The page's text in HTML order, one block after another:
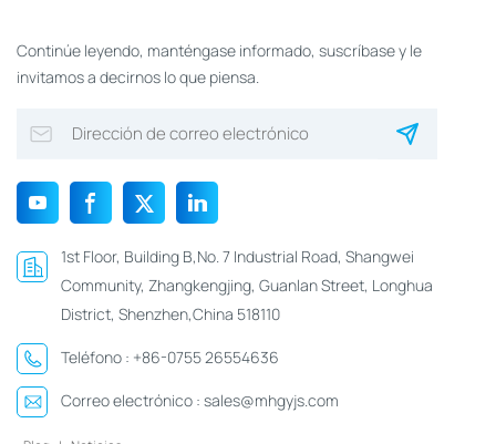
Continúe leyendo, manténgase informado, suscríbase y le
invitamos a decirnos lo que piensa.
1st Floor, Building B,No. 7 Industrial Road, Shangwei
Community, Zhangkengjing, Guanlan Street, Longhua
District, Shenzhen,China 518110
Teléfono : +86-0755 26554636
Correo electrónico : sales@mhgyjs.com